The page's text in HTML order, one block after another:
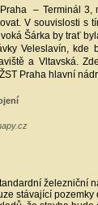
– Terminál 3,
V souvislosti s
Šárka by trať
Veleslavín, kde
a Vltavská.
Praha hlavní
železniční
stávající pozemky